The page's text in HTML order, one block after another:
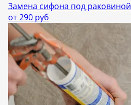
Замена сифона под раковиной
от 290 руб